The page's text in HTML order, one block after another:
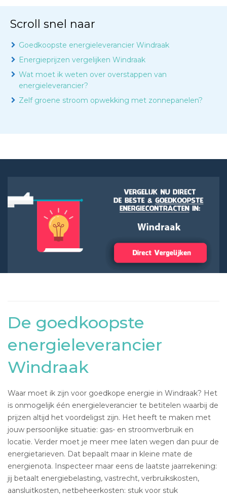
Scroll snel naar
Goedkoopste energieleverancier Windraak
Energieprijzen vergelijken Windraak
Wat moet ik weten over overstappen van
energieleverancier?
Zelf groene stroom opwekking met zonnepanelen?
De goedkoopste
energieleverancier
Windraak
Waar moet ik zijn voor goedkope energie in Windraak? Het
is onmogelijk één energieleverancier te betitelen waarbij de
prijzen altijd het voordeligst zijn. Het heeft te maken met
jouw persoonlijke situatie: gas- en stroomverbruik en
locatie. Verder moet je meer mee laten wegen dan puur de
energietarieven. Dat bepaalt maar in kleine mate de
energienota. Inspecteer maar eens de laatste jaarrekening:
jij betaalt energiebelasting, vastrecht, verbruikskosten,
aansluitkosten, netbeheerkosten: stuk voor stuk